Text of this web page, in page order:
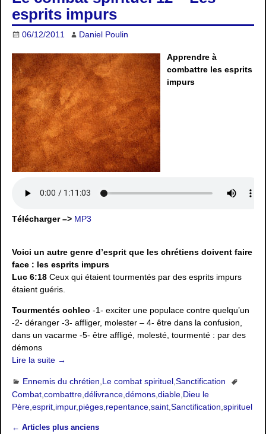
esprits impurs
06/12/2011 Daniel Poulin
Apprendre à
combattre les esprits
impurs
Télécharger –> MP3
Voici un autre genre d’esprit que les chrétiens doivent faire
face : les esprits impurs
Luc 6:18 Ceux qui étaient tourmentés par des esprits impurs
étaient guéris.
Tourmentés ochleo -1- exciter une populace contre quelqu’un
-2- déranger -3- affliger, molester – 4- être dans la confusion,
dans un vacarme -5- être affligé, molesté, tourmenté : par des
démons
Lire la suite →
Ennemis du chrétien Le combat spirituel, Sanctification
Combat ,combattre ,délivrance ,démons ,diable Dieu le
Père ,esprit impur, pièges repentance ,saint ,Sanctification ,spirituel
← Articles plus anciens